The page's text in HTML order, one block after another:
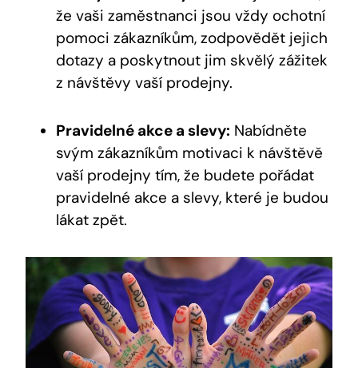
že vaši zaměstnanci jsou vždy ochotní
pomoci zákazníkům, zodpovědět jejich
dotazy a poskytnout jim skvělý zážitek
z návštěvy vaší prodejny.
Pravidelné akce a slevy: Nabídněte
svým zákazníkům motivaci k návštěvě
vaší prodejny tím, že budete pořádat
pravidelné akce a slevy, které je budou
lákat zpět.